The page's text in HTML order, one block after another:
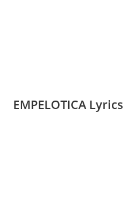
EMPELOTICA Lyrics